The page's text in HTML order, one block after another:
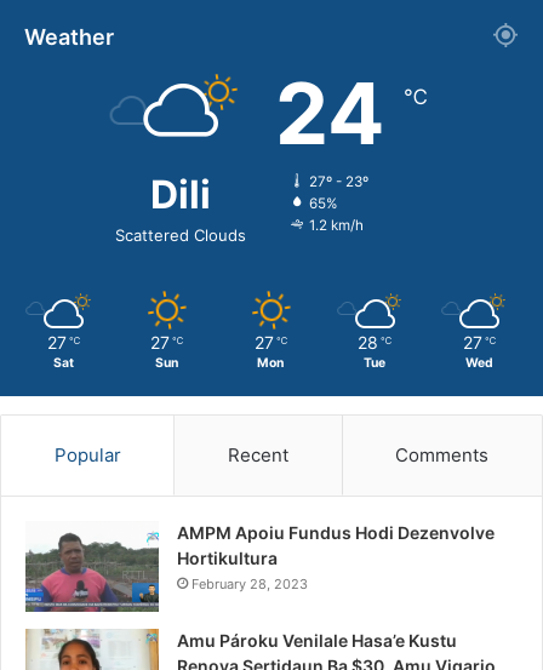
Weather
Dili
Scattered Clouds
24 ℃
27º - 23º
65%
1.2 km/h
27 ℃
Sat
27 ℃
Sun
27 ℃
Mon
28 ℃
Tue
27 ℃
Wed
Popular Recent Comments
AMPM Apoiu Fundus Hodi Dezenvolve
Hortikultura
February 28, 2023
Amu Pároku Venilale Hasa’e Kustu
Renova Sertidaun Ba $30, Amu Vigario